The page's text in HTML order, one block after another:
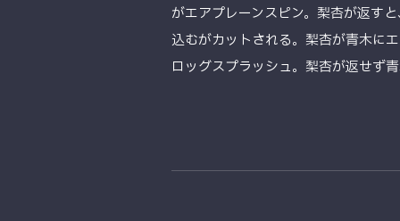
がエアプレーンスピン。梨杏が返す
込むがカットされる。梨杏が青木に
ロッグスプラッシュ。梨杏が返せず青